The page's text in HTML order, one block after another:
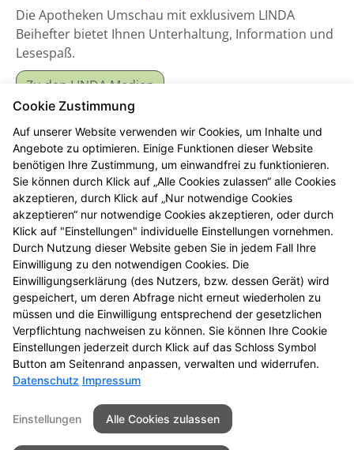
Die Apotheken Umschau mit exklusivem LINDA
Beihefter bietet Ihnen Unterhaltung, Information und
Lesespaß.
Zu den LINDA Medien
Gesundheitstelefon
Hochwertige Beratung, anonym und kostenfrei
Zum Gesundheitstelefon
Seitenübersicht Kontakt
Impressum
Datenschutz
Barrierefreiheit
Cookie Zustimmung
Auf unserer Website verwenden wir Cookies, um Inhalte und
Angebote zu optimieren. Einige Funktionen dieser Website
benötigen Ihre Zustimmung, um einwandfrei zu funktionieren.
Sie können durch Klick auf „Alle Cookies zulassen“ alle Cookies
akzeptieren, durch Klick auf „Nur notwendige Cookies
akzeptieren“ nur notwendige Cookies akzeptieren, oder durch
Klick auf "Einstellungen" individuelle Einstellungen vornehmen.
Durch Nutzung dieser Website geben Sie in jedem Fall Ihre
Einwilligung zu den notwendigen Cookies. Die
Einwilligungserklärung (des Nutzers, bzw. dessen Gerät) wird
gespeichert, um deren Abfrage nicht erneut wiederholen zu
müssen und die Einwilligung entsprechend der gesetzlichen
Verpflichtung nachweisen zu können. Sie können Ihre Cookie
Einstellungen jederzeit durch Klick auf das Schloss Symbol
Button am Seitenrand anpassen, verwalten und widerrufen.
Datenschutz Impressum
Einstellungen Alle Cookies zulassen